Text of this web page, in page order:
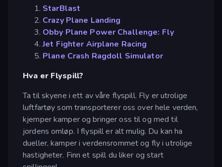
StarBlast
Crazy Plane Landing
Obby Plane Power Challenge: Fly
Jet Fighter Airplane Racing
Plane Crash Ragdoll Simulator
Hva er Flyspill?
Ta til skyene i ett av våre flyspill. Fly er utrolige
luftfartøy som transporterer oss over hele verden,
kjemper kamper og bringer oss til og med til
jordens omløp. I flyspill er alt mulig. Du kan ha
dueller, kamper i verdensrommet og fly i utrolige
hastigheter. Finn et spill du liker og start